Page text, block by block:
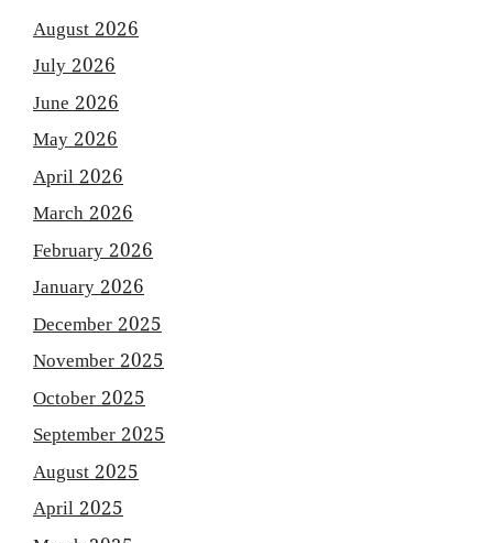
August 2026
July 2026
June 2026
May 2026
April 2026
March 2026
February 2026
January 2026
December 2025
November 2025
October 2025
September 2025
August 2025
April 2025